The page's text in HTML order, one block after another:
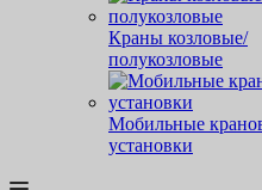
Краны козловые/
полукозловые
Мобильные
установки